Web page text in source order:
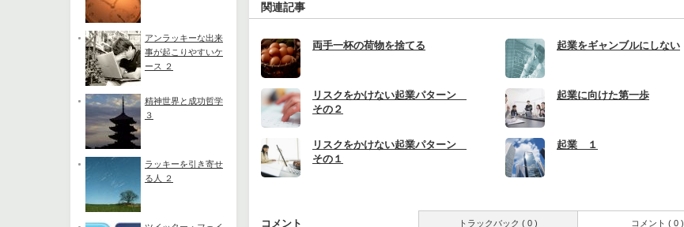
アンラッキーな出来
事が起こりやすいケ
ース ２
精神世界と成功哲学
３
ラッキーを引き寄せ
る人 ２
関連記事
両手一杯の荷物を捨てる 起業をギャンブルにしない
リスクをかけない起業パターン
その２
起業に向けた第一歩
リスクをかけない起業パターン
その１
起業 １
コメント トラックバック ( 0 ) コメント ( 0 )